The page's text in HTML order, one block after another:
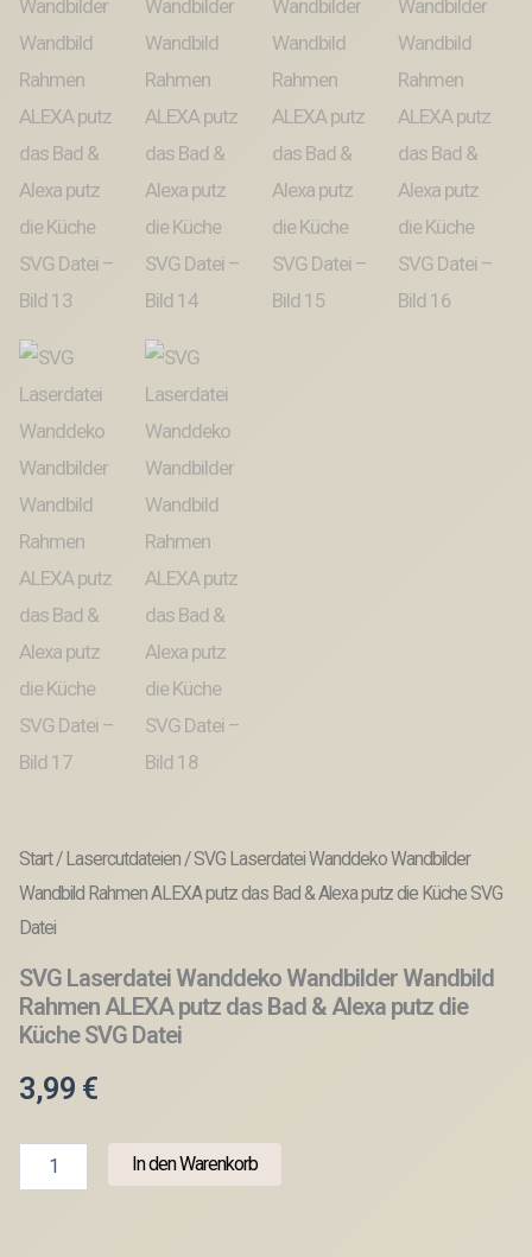
Start/ Lasercutdateien/ SVG Laserdatei Wanddeko Wandbilder
Wandbild Rahmen ALEXA putz das Bad & Alexa putz die Küche SVG
Datei
SVG Laserdatei Wanddeko Wandbilder Wandbild
Rahmen ALEXA putz das Bad & Alexa putz die
Küche SVG Datei
3,99 €
Laserdatei
In den Warenkorb